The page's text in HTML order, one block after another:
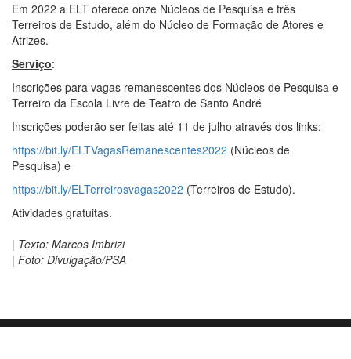
Em 2022 a ELT oferece onze Núcleos de Pesquisa e três
Terreiros de Estudo, além do Núcleo de Formação de Atores e
Atrizes.
Serviço:
Inscrições para vagas remanescentes dos Núcleos de Pesquisa e
Terreiro da Escola Livre de Teatro de Santo André
Inscrições poderão ser feitas até 11 de julho através dos links:
https://bit.ly/ELTVagasRemanescentes2022 (Núcleos de
Pesquisa) e
https://bit.ly/ELTerreirosvagas2022 (Terreiros de Estudo).
Atividades gratuitas.
| Texto: Marcos Imbrizi
| Foto: Divulgação/PSA